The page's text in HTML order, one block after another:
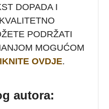
DOPADA I
PODRŽATI
MOGUĆOM
OVDJE.
autora: